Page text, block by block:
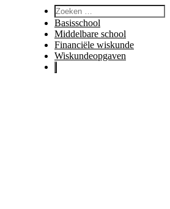
Zoeken naar:
Basisschool
Middelbare school
Financiële wiskunde
Wiskundeopgaven